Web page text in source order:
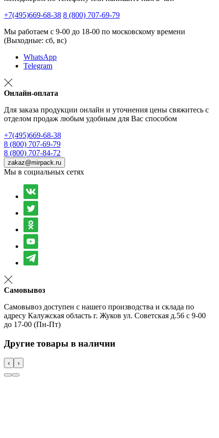
+7(495)669-68-38 8 (800) 707-69-79
Мы работаем с 9-00 до 18-00 по московскому времени
(Выходные: сб, вс)
WhatsApp
Telegram
Онлайн-оплата
Для заказа продукции онлайн и уточнения цены свяжитесь с
отделом продаж любым удобным для Вас способом
+7(495)669-68-38
8 (800) 707-69-79
8 (800) 707-84-72
zakaz@mirpack.ru
Мы в социальных сетях
Самовывоз
Самовывоз доступен с нашего производства и склада по
адресу Калужская область г. Жуков ул. Советская д.56 с 9-00
до 17-00 (Пн-Пт)
Другие товары в наличии
‹ ›